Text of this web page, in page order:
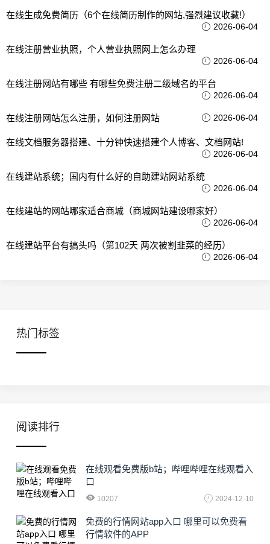
在线生成免费简历（6个在线简历制作的网站,强烈建议收藏!）
2026-06-04
在线注册营业执照，个人营业执照网上怎么办理
2026-06-04
在线注册网站有哪些 有哪些免费注册二级域名的平台
2026-06-04
在线注册网站怎么注册，如何注册网站 2026-06-04
在线文档服务器搭建、十分钟快速搭建个人博客、文档网站!
2026-06-04
在线建站系统；国内有什么好的自助建站网站系统
2026-06-04
在线建站的网站哪家适合商城（商城网站建设哪家好）
2026-06-04
在线建站平台有搞头吗（第102天 两次被割韭菜的经历）
2026-06-04
热门标签
阅读排行
在线观看免费版b站；哔哩哔哩在线观看入
口
10207 2024-12-10
免费的行情网站app入口 哪里可以免费看
行情软件的APP